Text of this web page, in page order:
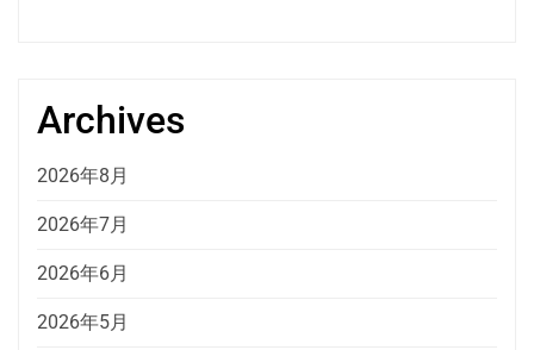
Archives
2026年8月
2026年7月
2026年6月
2026年5月